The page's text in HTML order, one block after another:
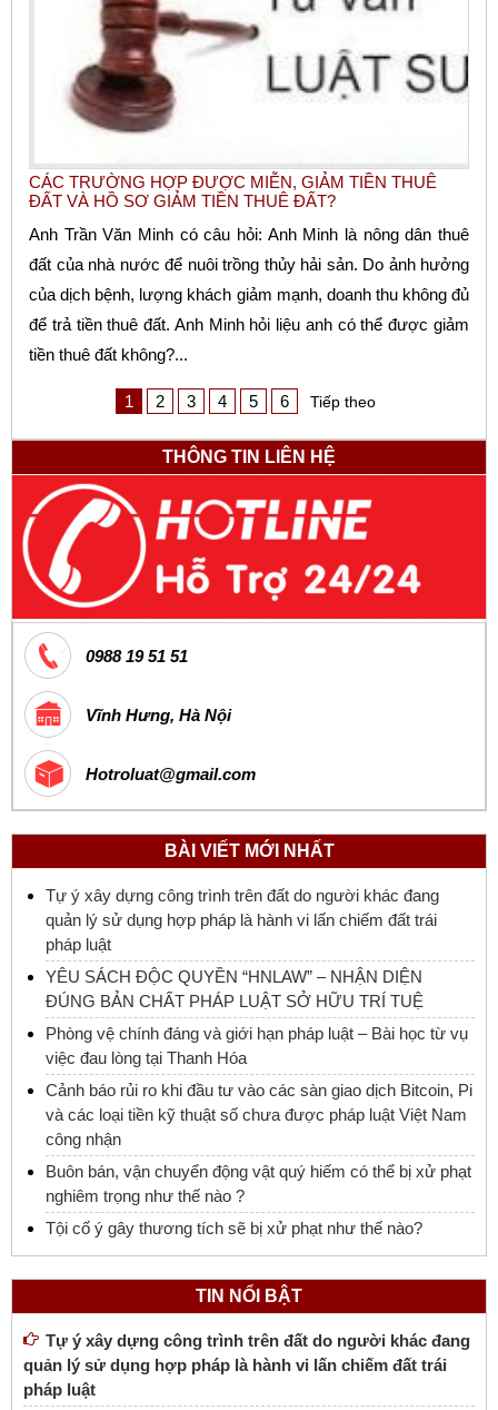
CÁC TRƯỜNG HỢP ĐƯỢC MIỄN, GIẢM TIỀN THUÊ
ĐẤT VÀ HỒ SƠ GIẢM TIỀN THUÊ ĐẤT?
Anh Trần Văn Minh có câu hỏi: Anh Minh là nông dân thuê
đất của nhà nước để nuôi trồng thủy hải sản. Do ảnh hưởng
của dịch bệnh, lượng khách giảm mạnh, doanh thu không đủ
để trả tiền thuê đất. Anh Minh hỏi liệu anh có thể được giảm
tiền thuê đất không?...
1 2 3 4 5 6 Tiếp theo
THÔNG TIN LIÊN HỆ
0988 19 51 51
Vĩnh Hưng, Hà Nội
Hotroluat@gmail.com
BÀI VIẾT MỚI NHẤT
Tự ý xây dựng công trình trên đất do người khác đang
quản lý sử dụng hợp pháp là hành vi lấn chiếm đất trái
pháp luật
YÊU SÁCH ĐỘC QUYỀN “HNLAW” – NHẬN DIỆN
ĐÚNG BẢN CHẤT PHÁP LUẬT SỞ HỮU TRÍ TUỆ
Phòng vệ chính đáng và giới hạn pháp luật – Bài học từ vụ
việc đau lòng tại Thanh Hóa
Cảnh báo rủi ro khi đầu tư vào các sàn giao dịch Bitcoin, Pi
và các loại tiền kỹ thuật số chưa được pháp luật Việt Nam
công nhận
Buôn bán, vận chuyển động vật quý hiếm có thể bị xử phạt
nghiêm trọng như thế nào ?
Tội cố ý gây thương tích sẽ bị xử phạt như thế nào?
TIN NỔI BẬT
Tự ý xây dựng công trình trên đất do người khác đang
quản lý sử dụng hợp pháp là hành vi lấn chiếm đất trái
pháp luật